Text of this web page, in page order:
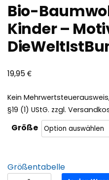
Bio-
Kinder –
19,95€
Kein
§19 (1) UStG. zzgl.
Größe
Größentabelle